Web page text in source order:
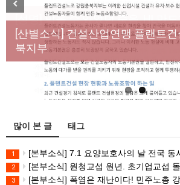
[성명] 막을 수 있었던 죽음, HL만
년노동자 사망사고의 철저한 진상
대책 마련하라
[산별소식] 건설산업연맹 플랜트
북지부
Previous
많이 본 글 태그
1 [본부소식] 7.1 요양보호사의 날 전국 동
2 [본부소식] 원청교섭 원년. 초기업교섭 돌파! 모든 노동자의 노동기본
3 [본부소식] 폭염은 재난이다! 민주노총 강원지역본부